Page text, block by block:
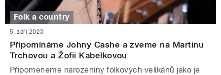
Folk a country
5. září 2023
Připomínáme Johny Cashe a zveme na Martinu
Trchovou a Žofii Kabelkovou
Připomeneme narozeniny folkových velikánů jako je